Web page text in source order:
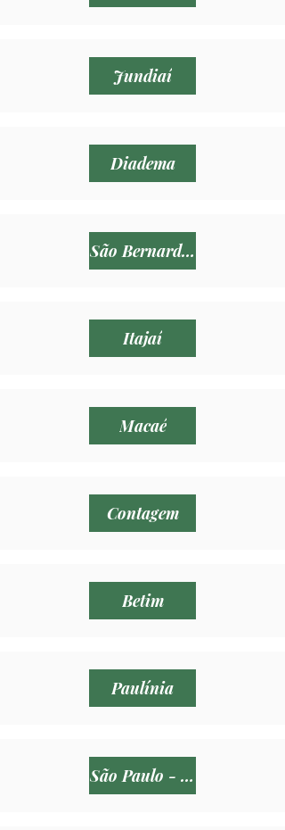
Jundiaí
Diadema
São Bernardo do Campo
Itajaí
Macaé
Contagem
Betim
Paulínia
São Paulo - SP